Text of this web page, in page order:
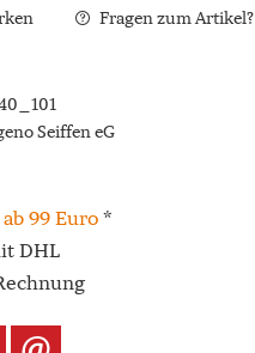
Fragen zum Artikel?
Seiffen eG
99 Euro*
DHL